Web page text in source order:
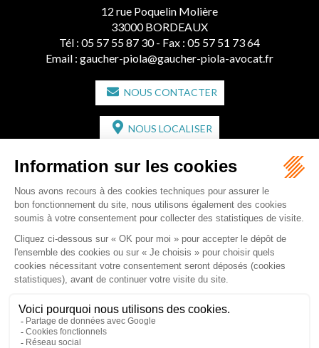
12 rue Poquelin Molière
33000 BORDEAUX
Tél : 05 57 55 87 30 - Fax : 05 57 51 73 64
Email : gaucher-piola@gaucher-piola-avocat.fr
NOUS CONTACTER
NOUS LOCALISER
CABINET SECONDAIRE
2 bis Avenue de l'Europe
33350 ST MAGNE-DE-CASTILLON
Tél :05 57 55 87 30 - Fax : 05 57 51 73 64
Email :gaucher-piola@gaucher-piola-avocat.fr
NOUS CONTACTER
NOUS LOCALISER